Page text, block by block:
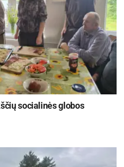
socialinės globos